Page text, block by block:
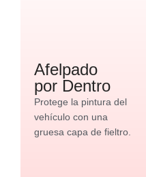
Afelpado
por Dentro
Protege la pintura del
vehículo con una
gruesa capa de fieltro.